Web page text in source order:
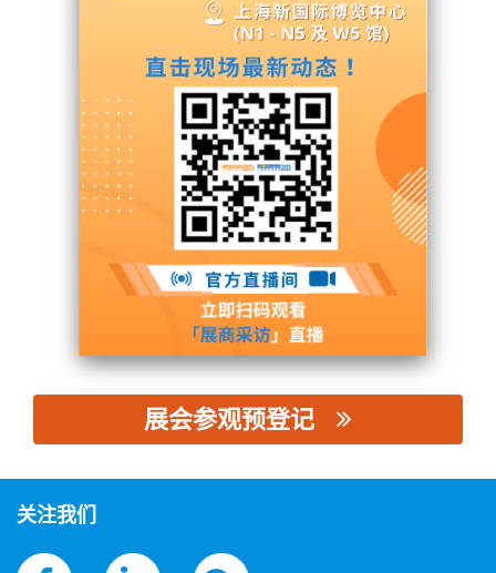
乐清市万成塑料有限公司
展台号: N5馆 - N5P48
联系供应商
展会参观预登记
关注我们